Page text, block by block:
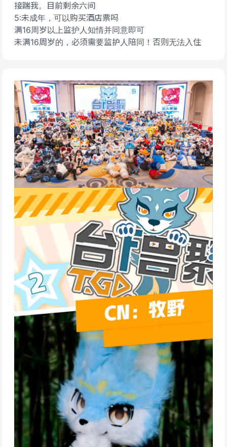
接踹我。目前剩余六间
5:未成年，可以购买酒店票吗
满16周岁以上监护人知情并同意即可
未满16周岁的，必须需要监护人陪同！否则无法入住